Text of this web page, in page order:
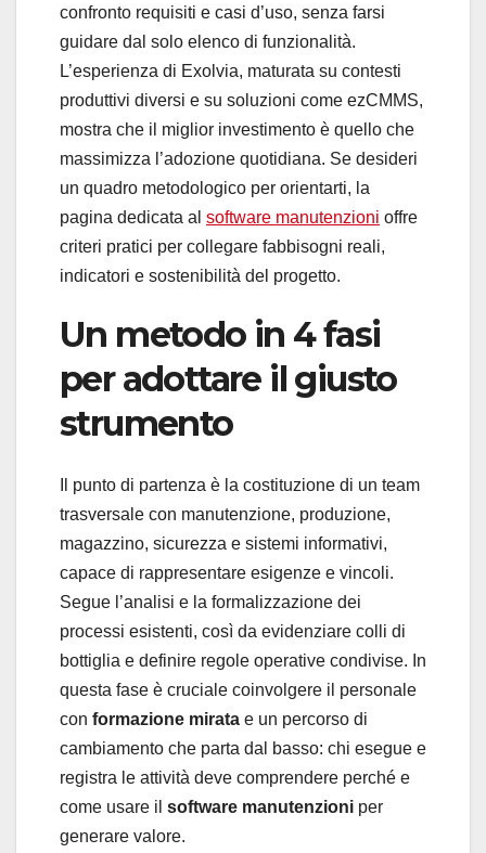
confronto requisiti e casi d’uso, senza farsi
guidare dal solo elenco di funzionalità.
L’esperienza di Exolvia, maturata su contesti
produttivi diversi e su soluzioni come ezCMMS,
mostra che il miglior investimento è quello che
massimizza l’adozione quotidiana. Se desideri
un quadro metodologico per orientarti, la
pagina dedicata al software manutenzioni offre
criteri pratici per collegare fabbisogni reali,
indicatori e sostenibilità del progetto.
Un metodo in 4 fasi
per adottare il giusto
strumento
Il punto di partenza è la costituzione di un team
trasversale con manutenzione, produzione,
magazzino, sicurezza e sistemi informativi,
capace di rappresentare esigenze e vincoli.
Segue l’analisi e la formalizzazione dei
processi esistenti, così da evidenziare colli di
bottiglia e definire regole operative condivise. In
questa fase è cruciale coinvolgere il personale
con formazione mirata e un percorso di
cambiamento che parta dal basso: chi esegue e
registra le attività deve comprendere perché e
come usare il software manutenzioni per
generare valore.